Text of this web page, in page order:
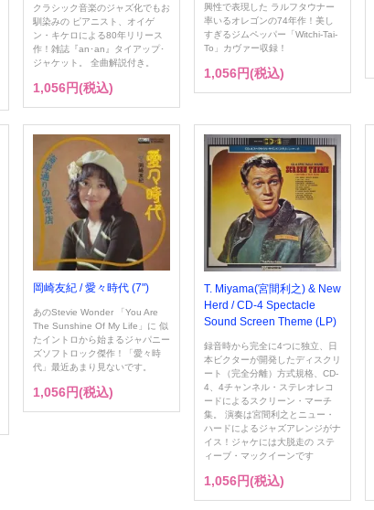
クラシック音楽のジャズ化でもお
馴染みの ピアニスト、オイゲ
ン・キケロによる80年リリース
作！雑誌『an･an』タイアップ･
ジャケット。 全曲解説付き。
1,056円(税込)
興性で表現した ラルフタウナー
率いるオレゴンの74年作！美し
すぎるジムペッパー「Witchi-Tai-
To」カヴァー収録！
1,056円(税込)
岡崎友紀 / 愛々時代 (7")
あのStevie Wonder 「You Are
The Sunshine Of My Life」に 似
たイントロから始まるジャパニー
ズソフトロック傑作！「愛々時
代」最近あまり見ないです。
1,056円(税込)
T. Miyama(宮間利之) & New
Herd / CD-4 Spectacle
Sound Screen Theme (LP)
録音時から完全に4つに独立、日
本ビクターが開発したディスクリ
ート（完全分離）方式規格、CD-
4、4チャンネル・ステレオレコ
ードによるスクリーン・マーチ
集。 演奏は宮間利之とニュー・
ハードによるジャズアレンジがナ
イス！ジャケには大脱走の ステ
ィーブ・マックイーンです
1,056円(税込)